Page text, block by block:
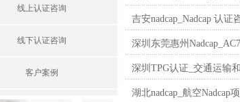
线上认证咨询
线下认证咨询
客户案例
吉安nadcap_Nadcap 认证
深圳东莞惠州
深圳TPG认证_交通运输
湖北nadcap_航空Nadcap